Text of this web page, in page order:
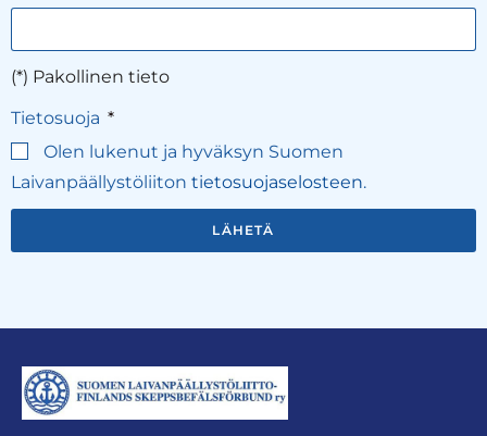
(*) Pakollinen tieto
Tietosuoja
Olen lukenut ja hyväksyn Suomen
Laivanpäällystöliiton tietosuojaselosteen.
LÄHETÄ